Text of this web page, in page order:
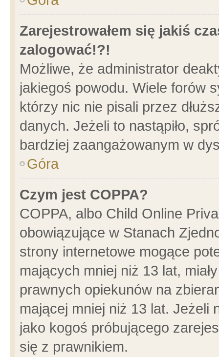
Zarejestrowałem się jakiś
zalogować!?!
Możliwe, że administrator
jakiegoś powodu. Wiele forów
którzy nic nie pisali przez
danych. Jeżeli to nastąpiło,
bardziej zaangażowanym w
Góra
Czym jest COPPA?
COPPA, albo Child Online
obowiązujące w Stanach
strony internetowe mogące
mających mniej niż 13 lat,
prawnych opiekunów na
mającej mniej niż 13 lat. Jeżeli
jako kogoś próbującego
się z prawnikiem.